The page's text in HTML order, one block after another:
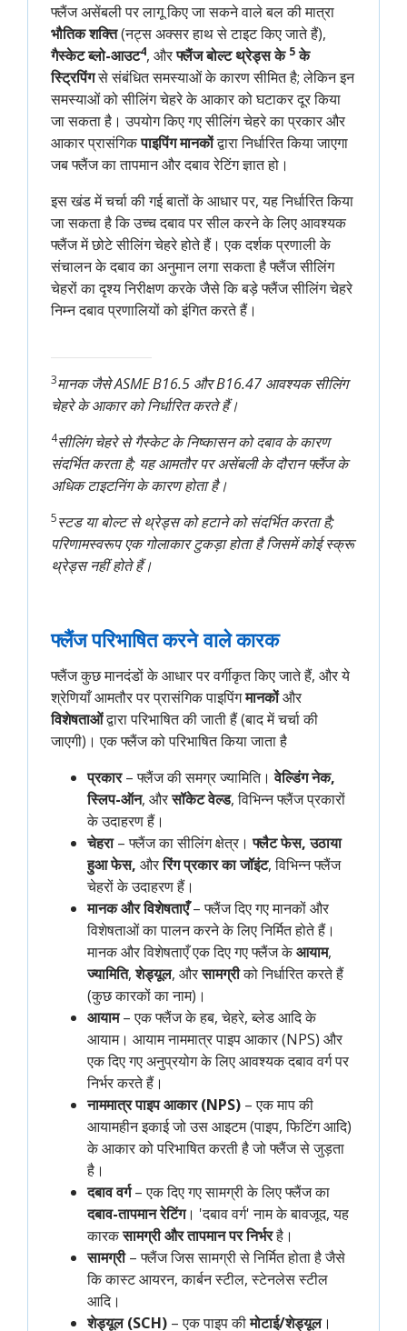
फ्लैंज असेंबली पर लागू किए जा सकने वाले बल की मात्रा
भौतिक शक्ति(नट्स अक्सर हाथ से टाइट किए जाते हैं),
गैस्केट ब्लो-आउट4, औरफ्लैंज बोल्ट थ्रेड्स के 5के
स्ट्रिपिंगसे संबंधित समस्याओं के कारण सीमित है; लेकिन इन
समस्याओं को सीलिंग चेहरे के आकार को घटाकर दूर किया
जा सकता है। उपयोग किए गए सीलिंग चेहरे का प्रकार और
आकार प्रासंगिकपाइपिंग मानकोंद्वारा निर्धारित किया जाएगा
जब फ्लैंज का तापमान और दबाव रेटिंग ज्ञात हो।
इस खंड में चर्चा की गई बातों के आधार पर, यह निर्धारित किया
जा सकता है कि उच्च दबाव पर सील करने के लिए आवश्यक
फ्लैंज में छोटे सीलिंग चेहरे होते हैं। एक दर्शक प्रणाली के
संचालन के दबाव का अनुमान लगा सकता है फ्लैंज सीलिंग
चेहरों का दृश्य निरीक्षण करके जैसे कि बड़े फ्लैंज सीलिंग चेहरे
निम्न दबाव प्रणालियों को इंगित करते हैं।
3मानक जैसे ASME B16.5 और B16.47 आवश्यक सीलिंग
चेहरे के आकार को निर्धारित करते हैं।
4सीलिंग चेहरे से गैस्केट के निष्कासन को दबाव के कारण
संदर्भित करता है; यह आमतौर पर असेंबली के दौरान फ्लैंज के
अधिक टाइटनिंग के कारण होता है।
5स्टड या बोल्ट से थ्रेड्स को हटाने को संदर्भित करता है;
परिणामस्वरूप एक गोलाकार टुकड़ा होता है जिसमें कोई स्क्रू
थ्रेड्स नहीं होते हैं।
फ्लैंज परिभाषित करने वाले कारक
फ्लैंज कुछ मानदंडों के आधार पर वर्गीकृत किए जाते हैं, और ये
श्रेणियाँ आमतौर पर प्रासंगिक पाइपिंगमानकोंऔर
विशेषताओंद्वारा परिभाषित की जाती हैं (बाद में चर्चा की
जाएगी)। एक फ्लैंज को परिभाषित किया जाता है
प्रकार– फ्लैंज की समग्र ज्यामिति।वेल्डिंग नेक,
स्लिप-ऑन, औरसॉकेट वेल्ड, विभिन्न फ्लैंज प्रकारों
के उदाहरण हैं।
चेहरा– फ्लैंज का सीलिंग क्षेत्र।फ्लैट फेस, उठाया
हुआ फेस, औररिंग प्रकार का जॉइंट, विभिन्न फ्लैंज
चेहरों के उदाहरण हैं।
मानक और विशेषताएँ– फ्लैंज दिए गए मानकों और
विशेषताओं का पालन करने के लिए निर्मित होते हैं।
मानक और विशेषताएँ एक दिए गए फ्लैंज केआयाम,
ज्यामिति,शेड्यूल, औरसामग्रीको निर्धारित करते हैं
(कुछ कारकों का नाम)।
आयाम– एक फ्लैंज के हब, चेहरे, ब्लेड आदि के
आयाम। आयाम नाममात्र पाइप आकार (NPS) और
एक दिए गए अनुप्रयोग के लिए आवश्यक दबाव वर्ग पर
निर्भर करते हैं।
नाममात्र पाइप आकार (NPS) – एक माप की
आयामहीन इकाई जो उस आइटम (पाइप, फिटिंग आदि)
के आकार को परिभाषित करती है जो फ्लैंज से जुड़ता
है।
दबाव वर्ग– एक दिए गए सामग्री के लिए फ्लैंज का
दबाव-तापमान रेटिंग। 'दबाव वर्ग' नाम के बावजूद, यह
कारकसामग्री और तापमान पर निर्भरहै।
सामग्री– फ्लैंज जिस सामग्री से निर्मित होता है जैसे
कि कास्ट आयरन, कार्बन स्टील, स्टेनलेस स्टील
आदि।
शेड्यूल (SCH) – एक पाइप कीमोटाई/शेड्यूल।